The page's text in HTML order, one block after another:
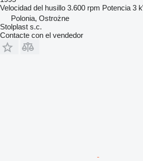
Velocidad del husillo 3.600 rpm Potencia 3
Polonia, Ostrożne
Stolplast s.c.
Contacte con el vendedor